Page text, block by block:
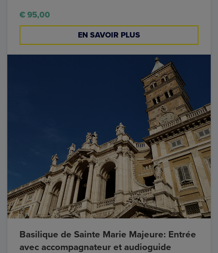
€ 95,00
EN SAVOIR PLUS
Basilique de Sainte Marie Majeure: Entrée
avec accompagnateur et audioguide